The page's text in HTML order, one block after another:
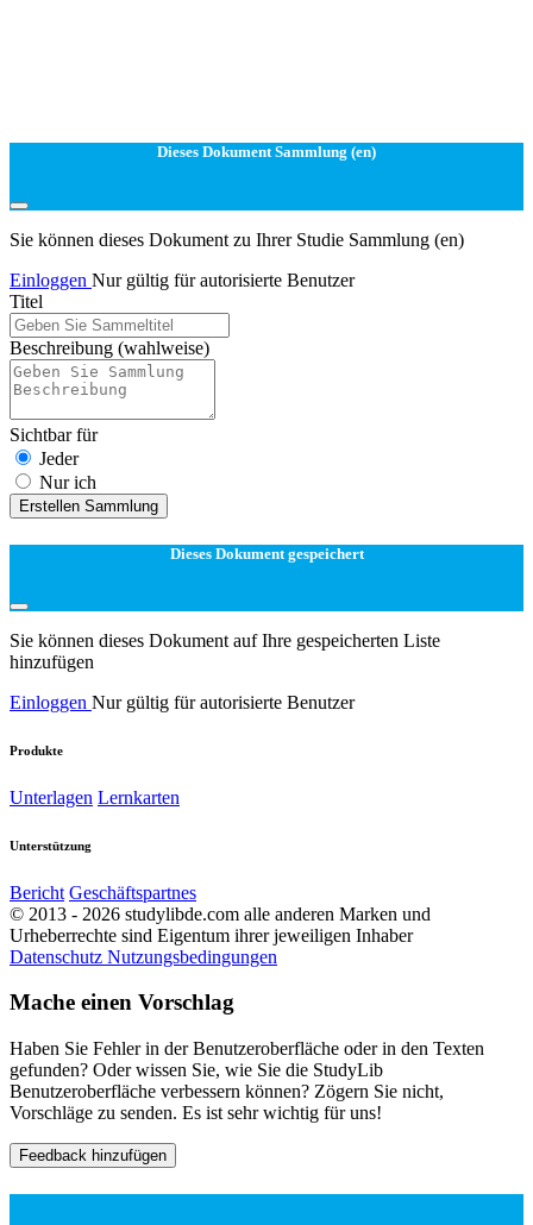
Dieses Dokument Sammlung (en)
Sie können dieses Dokument zu Ihrer Studie Sammlung (en)
Einloggen Nur gültig für autorisierte Benutzer
Titel
Beschreibung (wahlweise)
Sichtbar für
Jeder
Nur ich
Erstellen Sammlung
Dieses Dokument gespeichert
Sie können dieses Dokument auf Ihre gespeicherten Liste
hinzufügen
Einloggen Nur gültig für autorisierte Benutzer
Produkte
Unterlagen Lernkarten
Unterstützung
Bericht Geschäftspartnes
© 2013 - 2026 studylibde.com alle anderen Marken und
Urheberrechte sind Eigentum ihrer jeweiligen Inhaber
Datenschutz Nutzungsbedingungen
Mache einen Vorschlag
Haben Sie Fehler in der Benutzeroberfläche oder in den Texten
gefunden? Oder wissen Sie, wie Sie die StudyLib
Benutzeroberfläche verbessern können? Zögern Sie nicht,
Vorschläge zu senden. Es ist sehr wichtig für uns!
Feedback hinzufügen